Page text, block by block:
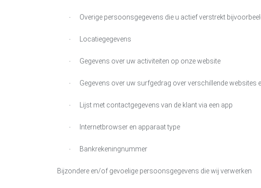
· Overige persoonsgegevens die u actief verstrekt
· Locatiegegevens
· Gegevens over uw activiteiten op onze website
· Gegevens over uw surfgedrag over verschillende
· Lijst met contactgegevens van de klant via een app
· Internetbrowser en apparaat type
· Bankrekeningnummer
Bijzondere en/of gevoelige persoonsgegevens die wij verwerken